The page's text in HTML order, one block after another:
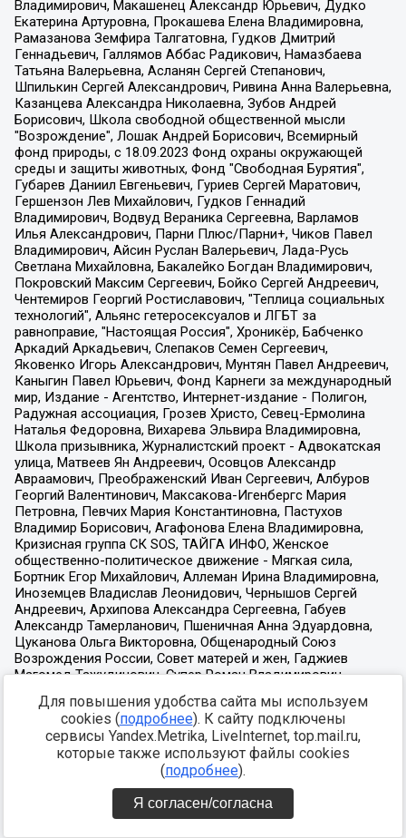
Для повышения удобства сайта мы используем
cookies (подробнее). К сайту подключены
сервисы Yandex.Metrika, LiveInternet, top.mail.ru,
которые также используют файлы cookies
(подробнее).
Я согласен/согласна